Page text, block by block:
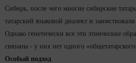
Сибирь, после чего многие сибирские
татарский языковой диалект и
Однако генетически все эти этнические
связаны - у них нет одного
Особый подход